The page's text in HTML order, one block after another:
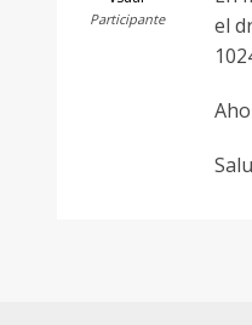
Participante
el